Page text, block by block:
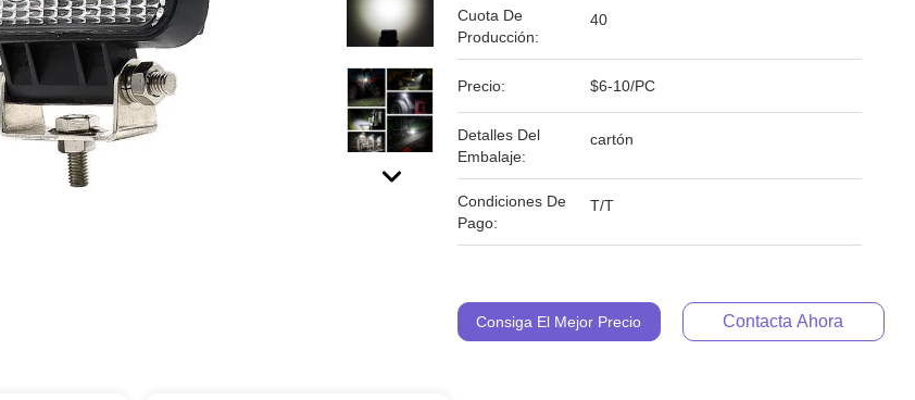
Cuota De
Producción:
40
Precio: $6-10/PC
Detalles Del
Embalaje:
cartón
Condiciones De
Pago:
T/T
Consiga El Mejor Precio Contacta Ahora